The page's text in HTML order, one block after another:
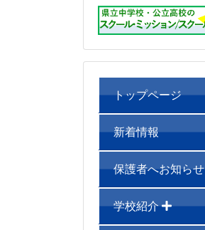
トップページ
新着情報
保護者へお知らせ
学校紹介